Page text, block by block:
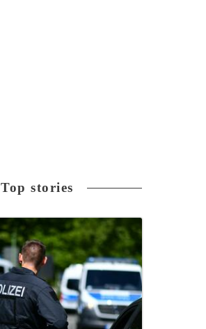
Top stories